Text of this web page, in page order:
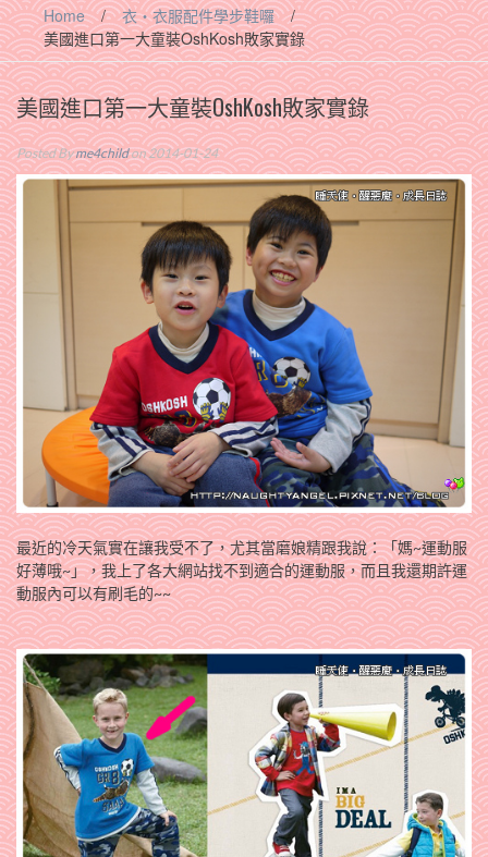
Home / 衣‧衣服配件學步鞋囉
/
美國進口第一大童裝OshKosh敗家實錄
美國進口第一大童裝OshKosh敗家實錄
Posted Byme4childon 2014-01-24
最近的冷天氣實在讓我受不了，尤其當磨娘精跟我說：「媽~運動服
好薄哦~」，我上了各大網站找不到適合的運動服，而且我還期許運
動服內可以有刷毛的~~